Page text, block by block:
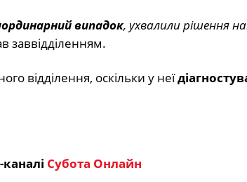
випадок, ухвалили рішення
заввідділенням.
відділення, оскільки у неї
Субота Онлайн